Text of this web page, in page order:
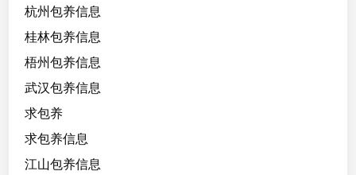
杭州包养信息
桂林包养信息
梧州包养信息
武汉包养信息
求包养
求包养信息
江山包养信息